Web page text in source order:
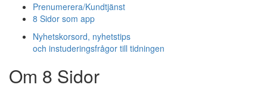
Prenumerera/Kundtjänst
8 Sidor som app
Nyhetskorsord, nyhetstips
och instuderingsfrågor till tidningen
Om 8 Sidor